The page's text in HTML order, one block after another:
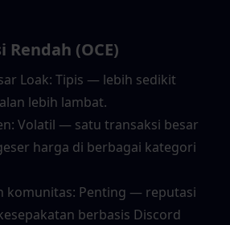
Rendah (OCE)
Loak: Tipis — lebih sedikit
lebih lambat.
Volatil — satu transaksi besar
harga di berbagai kategori
komunitas: Penting — reputasi
berbasis Discord